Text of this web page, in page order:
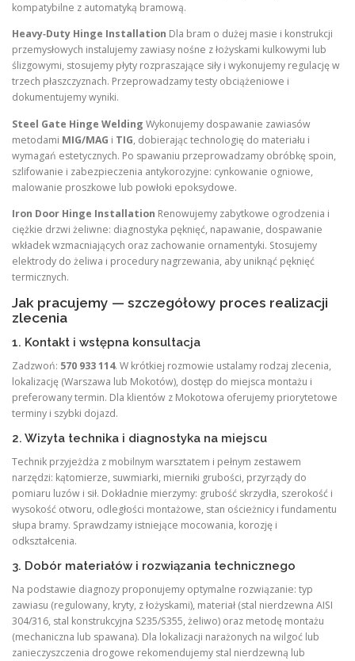
kompatybilne z automatyką bramową.
Heavy‑Duty Hinge Installation Dla bram o dużej masie i konstrukcji
przemysłowych instalujemy zawiasy nośne z łożyskami kulkowymi lub
ślizgowymi, stosujemy płyty rozpraszające siły i wykonujemy regulację w
trzech płaszczyznach. Przeprowadzamy testy obciążeniowe i
dokumentujemy wyniki.
Steel Gate Hinge Welding Wykonujemy dospawanie zawiasów
metodami MIG/MAG i TIG, dobierając technologię do materiału i
wymagań estetycznych. Po spawaniu przeprowadzamy obróbkę spoin,
szlifowanie i zabezpieczenia antykorozyjne: cynkowanie ogniowe,
malowanie proszkowe lub powłoki epoksydowe.
Iron Door Hinge Installation Renowujemy zabytkowe ogrodzenia i
ciężkie drzwi żeliwne: diagnostyka pęknięć, napawanie, dospawanie
wkładek wzmacniających oraz zachowanie ornamentyki. Stosujemy
elektrody do żeliwa i procedury nagrzewania, aby uniknąć pęknięć
termicznych.
Jak pracujemy — szczegółowy proces realizacji
zlecenia
1. Kontakt i wstępna konsultacja
Zadzwoń: 570 933 114. W krótkiej rozmowie ustalamy rodzaj zlecenia,
lokalizację (Warszawa lub Mokotów), dostęp do miejsca montażu i
preferowany termin. Dla klientów z Mokotowa oferujemy priorytetowe
terminy i szybki dojazd.
2. Wizyta technika i diagnostyka na miejscu
Technik przyjeżdża z mobilnym warsztatem i pełnym zestawem
narzędzi: kątomierze, suwmiarki, mierniki grubości, przyrządy do
pomiaru luzów i sił. Dokładnie mierzymy: grubość skrzydła, szerokość i
wysokość otworu, odległości montażowe, stan ościeżnicy i fundamentu
słupa bramy. Sprawdzamy istniejące mocowania, korozję i
odkształcenia.
3. Dobór materiałów i rozwiązania technicznego
Na podstawie diagnozy proponujemy optymalne rozwiązanie: typ
zawiasu (regulowany, kryty, z łożyskami), materiał (stal nierdzewna AISI
304/316, stal konstrukcyjna S235/S355, żeliwo) oraz metodę montażu
(mechaniczna lub spawana). Dla lokalizacji narażonych na wilgoć lub
zanieczyszczenia drogowe rekomendujemy stal nierdzewną lub